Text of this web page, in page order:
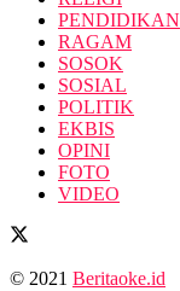
PENDIDIKAN
RAGAM
SOSOK
SOSIAL
POLITIK
EKBIS
OPINI
FOTO
VIDEO
© 2021 Beritaoke.id